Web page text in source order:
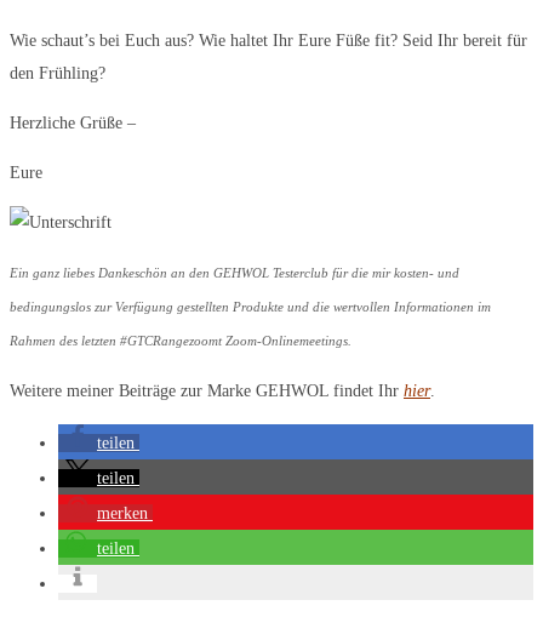
Wie schaut’s bei Euch aus? Wie haltet Ihr Eure Füße fit? Seid Ihr bereit für
den Frühling?
Herzliche Grüße –
Eure
Ein ganz liebes Dankeschön an den GEHWOL Testerclub für die mir kosten- und
bedingungslos zur Verfügung gestellten Produkte und die wertvollen Informationen im
Rahmen des letzten #GTCRangezoomt Zoom-Onlinemeetings.
Weitere meiner Beiträge zur Marke GEHWOL findet Ihr hier.
teilen
teilen
merken
teilen